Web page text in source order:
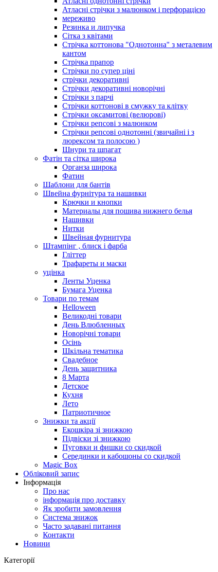
Атласні стрічки з малюнком і перфорацією
мереживо
Резинка и липучка
Сітка з квітами
Стрічка коттонова "Однотонна" з металевим
кантом
Стрічка прапор
Стрічки по супер ціні
стрічки декоративні
Стрічки декоративні новорічні
Стрічки з парчі
Стрічки коттонові в смужку та клітку
Стрічки оксамитові (велюрові)
Стрічки репсові з малюнком
Стрічки репсові однотонні (звичайні і з
люрексом та полосою )
Шнури та шпагат
Фатін та сітка широка
Органза широка
Фатин
Шаблони для бантів
Швейна фурнітура та нашивки
Крючки и кнопки
Материалы для пошива нижнего белья
Нашивки
Нитки
Швейная фурнитура
Штампінг , блиск і фарба
Гліттер
Трафареты и маски
уцінка
Ленты Уценка
Бумага Уценка
Товари по темам
Helloween
Великодні товари
День Влюбленных
Новорічні товари
Осінь
Шкільна тематика
Свадебное
День защитника
8 Марта
Детское
Кухня
Лето
Патриотичное
Знижки та акції
Екошкіра зі знижкою
Підвіски зі знижкою
Пуговки и фишки со скидкой
Серединки и кабошоны со скидкой
Magic Box
Обліковий запис
Інформація
Про нас
інформація про доставку
Як зробити замовлення
Система знижок
Часто задавані питання
Контакти
Новини
Категорії